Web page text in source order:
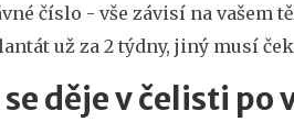
číslo - vše závisí na vašem
už za 2 týdny, jiný musí
se děje v čelisti